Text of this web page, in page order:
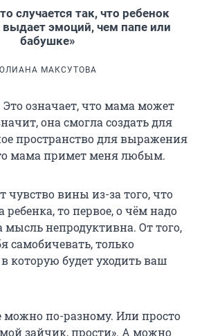
случается так, что ребенок
эмоций, чем папе или
бабушке»
МАКСУТОВА
означает, что мама может
она смогла создать для
пространство для выражения
мама примет меня любым.
чувство вины из-за того, что
то первое, о чём надо
мысль непродуктивна. От того,
самобичевать, только
которую будет уходить ваш
можно по-разному. Или просто
мой зайчик, прости». А можно